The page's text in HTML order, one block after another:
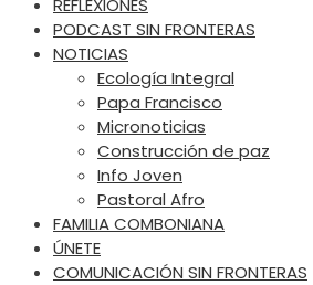
REFLEXIONES
PODCAST SIN FRONTERAS
NOTICIAS
Ecología Integral
Papa Francisco
Micronoticias
Construcción de paz
Info Joven
Pastoral Afro
FAMILIA COMBONIANA
ÚNETE
COMUNICACIÓN SIN FRONTERAS